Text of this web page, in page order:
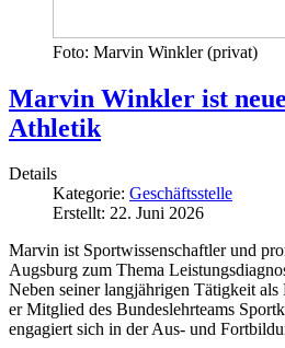
Foto: Marvin Winkler (privat)
Marvin Winkler ist
Athletik
Details
Kategorie: Geschäftsstelle
Erstellt: 22. Juni 2026
Marvin ist Sportwissenschaftler und
Augsburg zum Thema
Neben seiner langjährigen Tätigkeit
er Mitglied des Bundeslehrteams
engagiert sich in der Aus- und